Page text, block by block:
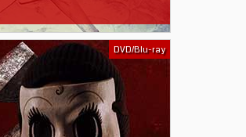
DVD/Blu-ray